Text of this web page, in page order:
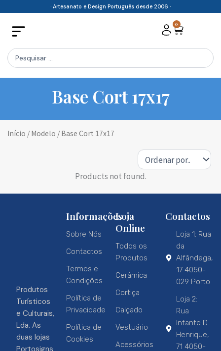
content
· Artesanato e Design Português desde 2006 ·
0
Cart
Search
...
Base Cort 17x17
Início / Modelo / Base Cort 17x17
Products not found.
Produtos
Turísticos
e Culturais,
Lda. As
duas lojas
Portosigns
Informações
Sobre Nós
Contactos
Termos e
Condições
Política de
Privacidade
Política de
Cookies
Loja
Online
Todos os
Produtos
Cerâmica
Cortiça
Calçado
Vestuário
Acessórios
Contactos
Loja 1: Rua
da
Alfândega,
17 4050-
029 Porto
Loja 2:
Rua
Infante D.
Henrique,
71 4050-